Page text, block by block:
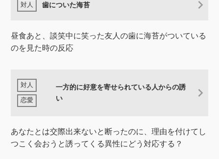
歯についた海苔
昼食あと、談笑中に笑った友人の歯に海苔がついている
のを見た時の反応
一方的に好意を寄せられている人からの誘
い
あなたとは交際出来ないと断ったのに、理由を付けてし
つこく会おうと誘ってくる異性にどう対応する？